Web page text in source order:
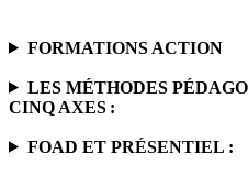
FORMATIONS ACTION
LES MÉTHODES
CINQ AXES :
FOAD ET PRÉSENTIEL :